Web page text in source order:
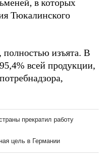
в которых
Тюкалинского
полностью изъята. В
всей продукции,